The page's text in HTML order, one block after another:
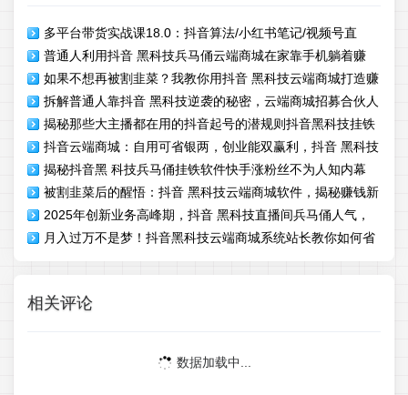
多平台带货实战课18.0：抖音算法/小红书笔记/视频号直
播，单账号月GMV50w+
普通人利用抖音 黑科技兵马俑云端商城在家靠手机躺着赚
钱？真行！
如果不想再被割韭菜？我教你用抖音 黑科技云端商城打造赚
钱利器，实现收入翻倍
拆解普通人靠抖音 黑科技逆袭的秘密，云端商城招募合伙人
揭秘那些大主播都在用的抖音起号的潜规则抖音黑科技挂铁
攻略，云端商城招合伙人
抖音云端商城：自用可省银两，创业能双赢利，抖音 黑科技
打造日进千金副业之路！
揭秘抖音黑 科技兵马俑挂铁软件快手涨粉丝不为人知内幕
云端商城招募合伙人
被割韭菜后的醒悟：抖音 黑科技云端商城软件，揭秘赚钱新
篇章
2025年创新业务高峰期，抖音 黑科技直播间兵马俑人气，
支持快速挂载人气及观众增长
月入过万不是梦！抖音黑科技云端商城系统站长教你如何省
钱又赚钱
相关评论
数据加载中...